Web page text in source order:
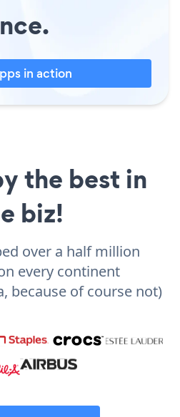
in action
the best in
biz!
over a half million
every continent
because of course not)